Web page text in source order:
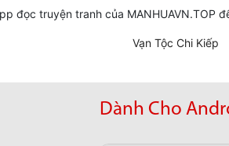
đọc truyện tranh của MANHUAVN.TOP
Vạn Tộc Chi Kiếp
Dành Cho